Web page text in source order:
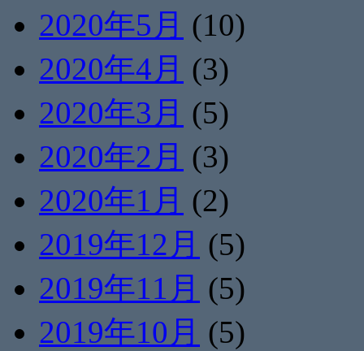
2020年5月 (10)
2020年4月 (3)
2020年3月 (5)
2020年2月 (3)
2020年1月 (2)
2019年12月 (5)
2019年11月 (5)
2019年10月 (5)